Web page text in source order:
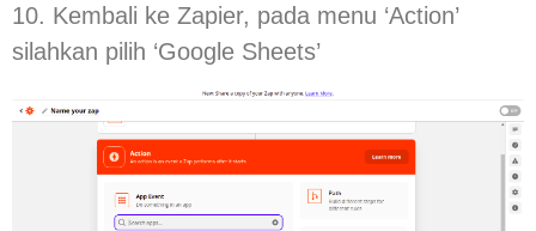
10. Kembali ke Zapier, pada menu ‘Action’
silahkan pilih ‘Google Sheets’